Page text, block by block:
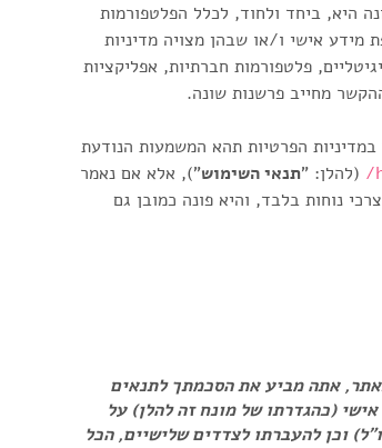
היא, ביחד ולחוד, לכלל הפלטפורמות
אישי ו/או שבהן מצויה מדיניות
פלטפורמות חברתיות, אפליקציות
מחייב פרשנות שונה.
במדיניות הפרטיות תהא המשמעות הנודעת
(להלן: "תנאי השימוש"), אלא אם נאמר
נוחות בלבד, והיא פונה כמובן גם
אתה מביע את הסכמתך לתנאים
(כהגדרתו של מונח זה להלן) על
וכן להעברתו לצדדים שלישיים, הכל